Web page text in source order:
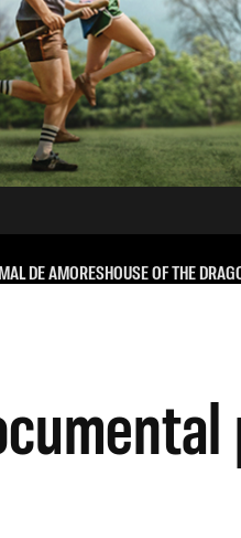
DE AMORESHOUSE OF THE